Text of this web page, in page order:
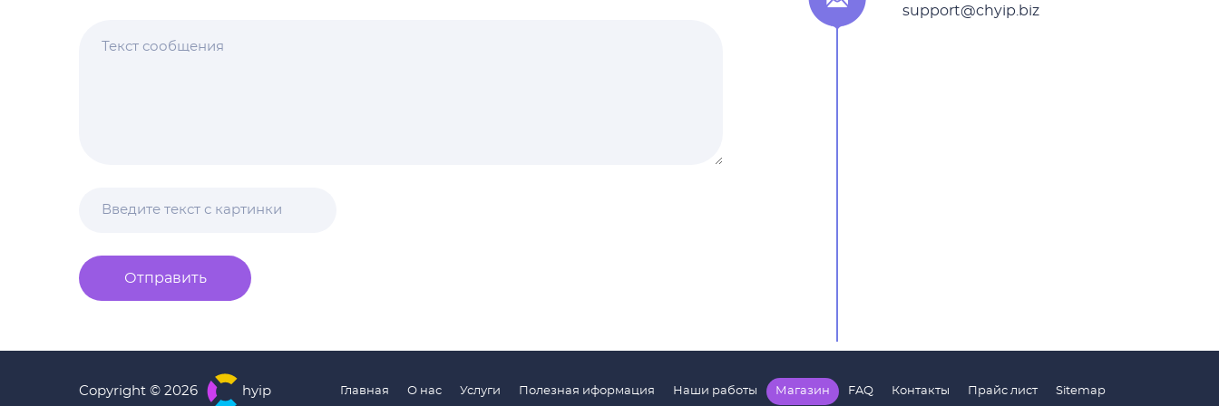
Отправить
support@chyip.biz
Copyright © 2026 hyip Главная О нас Услуги Полезная иформация Наши работы Магазин FAQ Контакты Прайс лист Sitemap